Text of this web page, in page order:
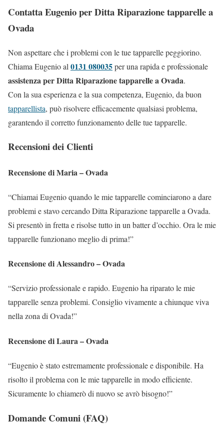
Contatta Eugenio per Ditta Riparazione tapparelle a
Ovada
Non aspettare che i problemi con le tue tapparelle peggiorino.
Chiama Eugenio al 0131 080035per una rapida e professionale
assistenza per Ditta Riparazione tapparelle a Ovada.
Con la sua esperienza e la sua competenza, Eugenio, da buon
tapparellista, può risolvere efficacemente qualsiasi problema,
garantendo il corretto funzionamento delle tue tapparelle.
Recensioni dei Clienti
Recensione di Maria – Ovada
“Chiamai Eugenio quando le mie tapparelle cominciarono a dare
problemi e stavo cercando Ditta Riparazione tapparelle a Ovada.
Si presentò in fretta e risolse tutto in un batter d’occhio. Ora le mie
tapparelle funzionano meglio di prima!”
Recensione di Alessandro – Ovada
“Servizio professionale e rapido. Eugenio ha riparato le mie
tapparelle senza problemi. Consiglio vivamente a chiunque viva
nella zona di Ovada!”
Recensione di Laura – Ovada
“Eugenio è stato estremamente professionale e disponibile. Ha
risolto il problema con le mie tapparelle in modo efficiente.
Sicuramente lo chiamerò di nuovo se avrò bisogno!”
Domande Comuni (FAQ)